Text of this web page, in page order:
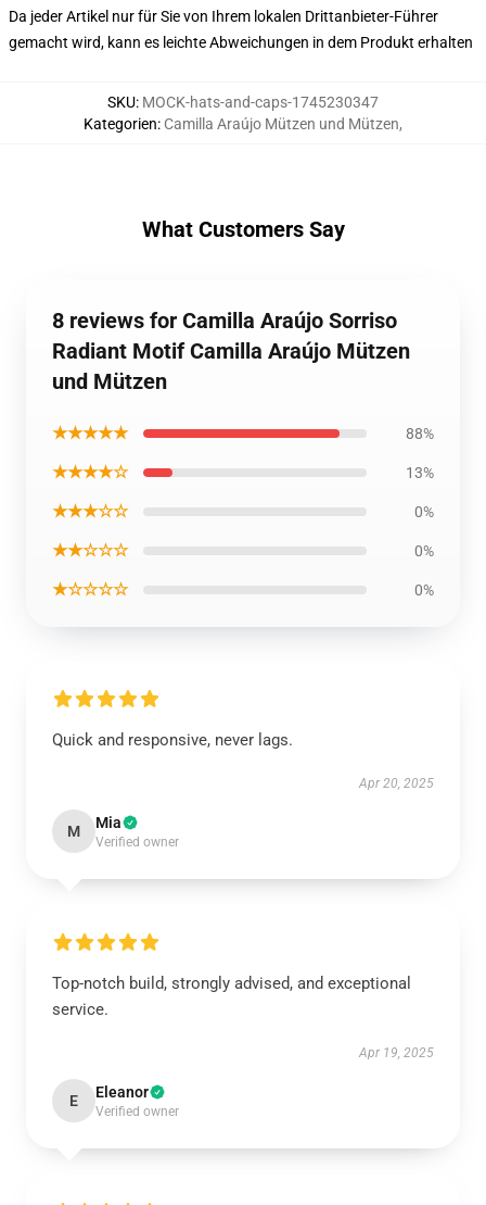
Da jeder Artikel nur für Sie von Ihrem lokalen Drittanbieter-Führer
gemacht wird, kann es leichte Abweichungen in dem Produkt erhalten
SKU: MOCK-hats-and-caps-1745230347
Kategorien: Camilla Araújo Mützen und Mützen,
What Customers Say
8 reviews for Camilla Araújo Sorriso
Radiant Motif Camilla Araújo Mützen
und Mützen
★★★★★ 88%
★★★★☆ 13%
★★★☆☆ 0%
★★☆☆☆ 0%
★☆☆☆☆ 0%
Quick and responsive, never lags.
Apr 20, 2025
M Mia
Verified owner
Top-notch build, strongly advised, and exceptional
service.
Apr 19, 2025
E Eleanor
Verified owner